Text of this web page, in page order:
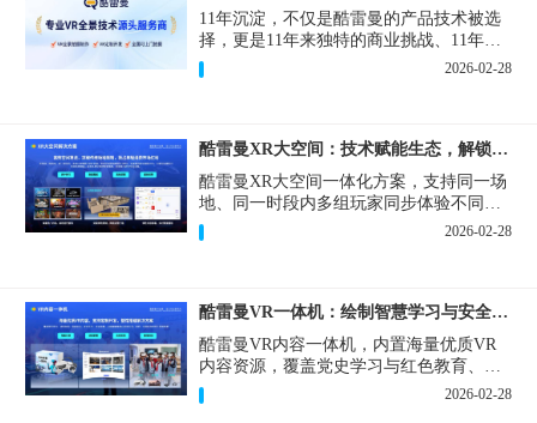
11年沉淀，不仅是酷雷曼的产品技术被选
择，更是11年来独特的商业挑战、11年来
真实的增长需求与一套3DVR技术解决方案
之间，持续互动、彼此塑造的生动过程。
2026-02-28
酷雷曼XR大空间：技术赋能生态，解锁空间无限可能
酷雷曼XR大空间一体化方案，支持同一场
地、同一时段内多组玩家同步体验不同XR
内容，突破场地限制，降低运营门槛，广
受青睐的XR大空间项目，抢赢年轻化消费
2026-02-28
酷雷曼VR一体机：绘制智慧学习与安全生产新蓝图
酷雷曼VR内容一体机，内置海量优质VR
内容资源，覆盖党史学习与红色教育、消
防科普、安全生产培训等核心应用场景，
支持定制开发，打造专属的解决方案。
2026-02-28